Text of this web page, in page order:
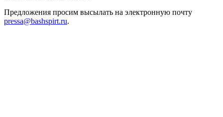
Предложения просим высылать на электронную почту
pressa@bashspirt.ru.